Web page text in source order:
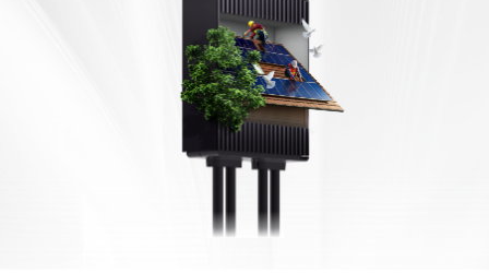
intelligent_Optimiseur